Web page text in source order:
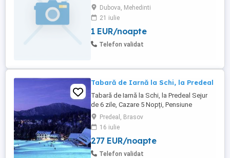
+restaurant (50 de locuri) Beneficiază de
pontoane la Dunăre (3 ) -Piscina -parcare -
Retea proprie de apa(puț) -Panouri
solare,plus multe altele,pentru mai multe
detalii sunați la
Dubova, Mehedinti
21 iulie
1 EUR/noapte
Telefon validat
Tabară de Iarnă la Schi, la Predeal
Tabară de Iarnă la Schi, la Predeal Sejur
de 6 zile, Cazare 5 Nopți, Pensiune
completă, Lecții de schi, Cupa Taberei la
Schi România Turistică , Asigurare de
schi, Transport autocar microbuz Preț: 1
450 Lei Persoană Tabără Natură, Zăpadă,
Aventură, Schi, Andrenalină și Multă
Predeal, Brasov
16 iulie
277 EUR/noapte
Telefon validat